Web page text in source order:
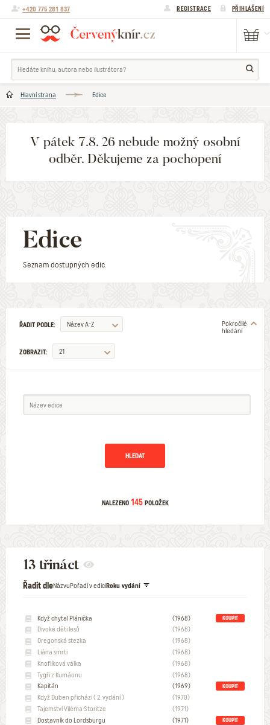
+420 775 281 837 REGISTRACE PŘIHLÁŠENÍ
Hlavní strana Edice
V pátek 7.8. 26 nebude možný osobní
odběr. Děkujeme za pochopení
Edice
Seznam dostupných edic.
Pokročilé
hledání
ŘADIT PODLE: Název A-Z
ZOBRAZIT: 21
NALEZENO 145POLOŽEK
13 třináct
Řadit dleNázvuPořadí v ediciRoku vydání
Když chytal Plánička (1968) KOUPIT
Divoké děti lesů
(1968)
Oregonská stezka
(1968)
Liána smrti
(1968)
Knoflíková válka
(1968)
Tygři z Kumáonu
(1968)
Kapitán
(1969) KOUPIT
Když Duben přichází ( 2. vydání )
(1970)
Tajemství Viléma Storitze
(1971)
Dostavník do Lordsburgu
(1971) KOUPIT